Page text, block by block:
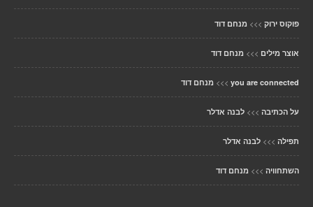
פוקוס ירוק >>> מנחם דוד
אוצר מילים >>> מנחם דוד
you are connected
>>> מנחם דוד
על הכתיבה >>> לבנה אדלר
תפילה >>> לבנה אדלר
השתחוויה >>> מנחם דוד